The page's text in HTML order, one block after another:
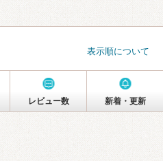
表示順について
レビュー数 新着・更新